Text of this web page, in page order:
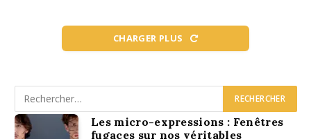
CHARGER PLUS
Les micro-expressions : Fenêtres
fugaces sur nos véritables